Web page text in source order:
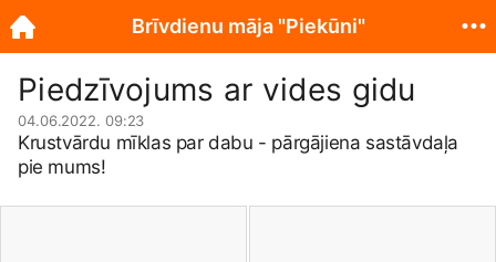
Piedzīvojums ar vides gidu
04.06.2022. 09:23
Krustvārdu mīklas par dabu - pārgājiena sastāvdaļa
pie mums!
Brīvdienu māja "Piekūni"